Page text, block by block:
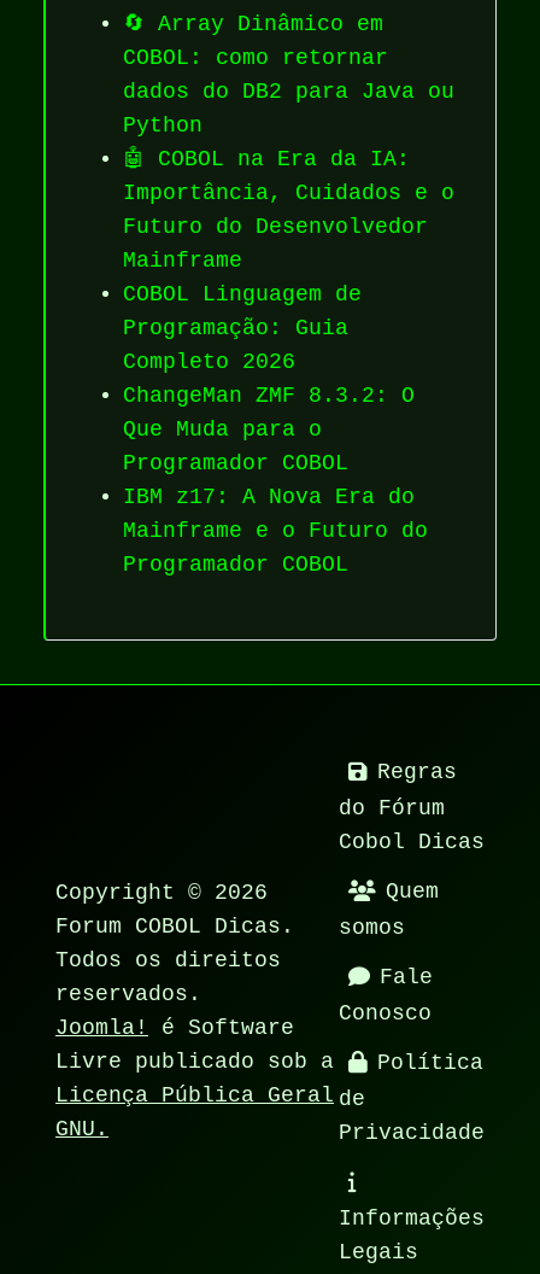
🔄 Array Dinâmico em
COBOL: como retornar
dados do DB2 para Java ou
Python
🤖 COBOL na Era da IA:
Importância, Cuidados e o
Futuro do Desenvolvedor
Mainframe
COBOL Linguagem de
Programação: Guia
Completo 2026
ChangeMan ZMF 8.3.2: O
Que Muda para o
Programador COBOL
IBM z17: A Nova Era do
Mainframe e o Futuro do
Programador COBOL
Copyright © 2026
Forum COBOL Dicas.
Todos os direitos
reservados.
Joomla!
é Software
Livre publicado sob a
Licença Pública Geral
GNU.
Regras
do Fórum
Cobol Dicas
Quem
somos
Fale
Conosco
Política
de
Privacidade
Informações
Legais